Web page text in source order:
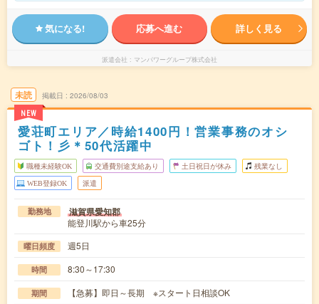
気になる! 応募へ進む 詳しく見る
派遣会社 マンパワーグループ株式会社
未読
NEW
掲載日 2026/08/03
愛荘町エリア／時給1400円！営業事務のオシ
ゴト！彡＊50代活躍中
職種未経験OK 交通費別途支給あり 土日祝日が休み 残業なし
WEB登録OK 派遣
勤務地 滋賀県愛知郡
能登川駅から車25分
曜日頻度 週5日
時間 8:30～17:30
期間 【急募】即日～長期 ※スタート日相談OK